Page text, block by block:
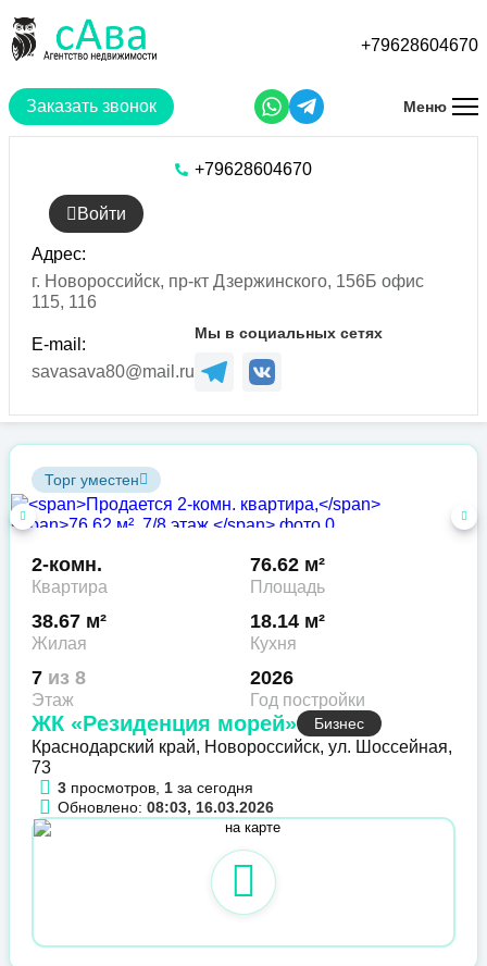
основному
Заказать звонок
+79628604670
Меню
+79628604670
Войти
Адрес:
г. Новороссийск, пр-кт Дзержинского, 156Б офис
115, 116
E-mail:
savasava80@mail.ru
Мы в социальных сетях
Торг уместен
2-комн.
Квартира
76.62 м²
Площадь
38.67 м²
Жилая
18.14 м²
Кухня
7 из 8
Этаж
2026
Год постройки
ЖК «Резиденция морей» Бизнес
Краснодарский край, Новороссийск, ул. Шоссейная,
73
3 просмотров, 1 за сегодня
Обновлено: 08:03, 16.03.2026